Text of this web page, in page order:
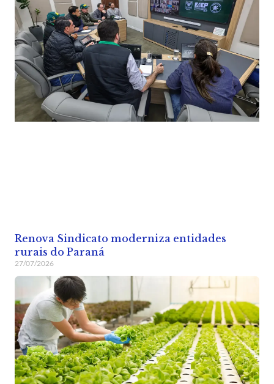
Renova Sindicato moderniza entidades
rurais do Paraná
27/07/2026